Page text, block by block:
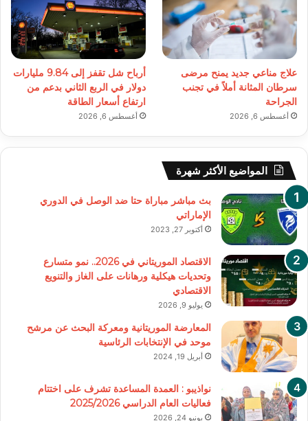
علاج مناعي جديد يمنح مرضى
سرطان المثانة أملاً في تجنب
الجراحة
أغسطس 6, 2026
أرباح شل تقفز إلى 9.84 مليارات
دولار في الربع الثاني بدعم من
ارتفاع أسعار الطاقة
أغسطس 6, 2026
المواضيع الأكثر شهرة
بث مباشر مباراة حتا ضد الوصل في الدوري
الإماراتي
أكتوبر 27, 2023
الاقتصاد الموريتاني في 2026.. نمو متسارع
وتحديات هيكلية ورهانات على الغاز والتنويع
الاقتصادي
يوليو 9, 2026
المعارضة الموريتانية ومعركة البحث عن مرشح
موحد في الإنتخابات الرئاسية
أبريل 19, 2024
نواذيبو : العمدة المساعدة تشرف على اختتام
فعاليات العام الدراسي 2025/2026
يونيو 24, 2026